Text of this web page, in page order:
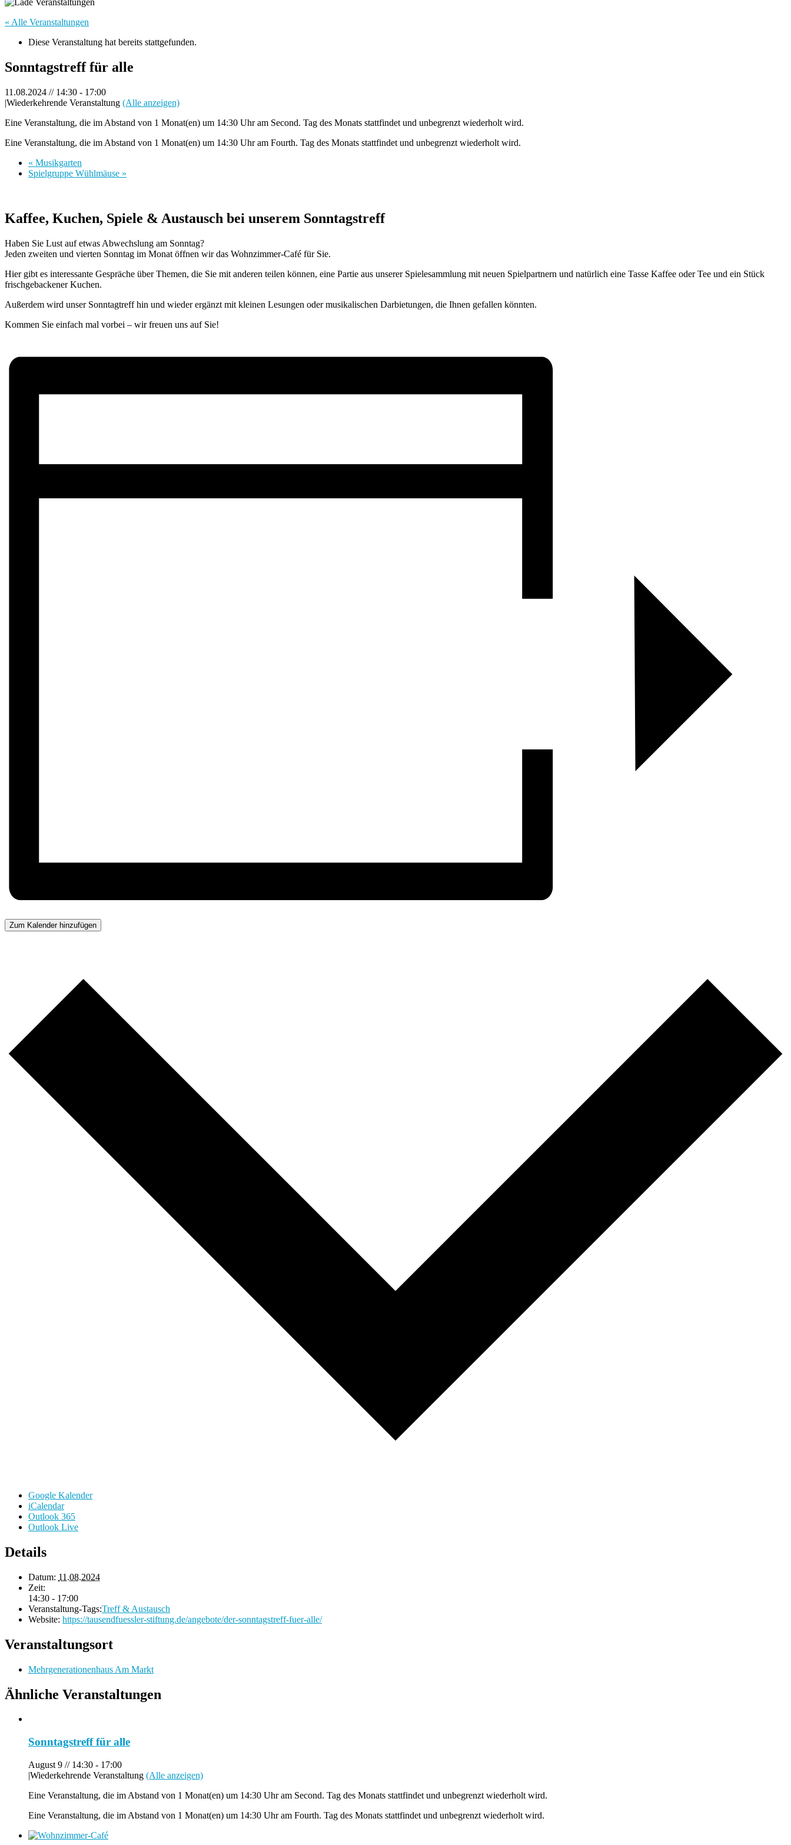
« Alle Veranstaltungen
Diese Veranstaltung hat bereits stattgefunden.
Sonntagstreff für alle
11.08.2024 // 14:30 - 17:00
|Wiederkehrende Veranstaltung (Alle anzeigen)
Eine Veranstaltung, die im Abstand von 1 Monat(en) um 14:30 Uhr am Second. Tag des Monats stattfindet und unbegrenzt wiederholt wird.
Eine Veranstaltung, die im Abstand von 1 Monat(en) um 14:30 Uhr am Fourth. Tag des Monats stattfindet und unbegrenzt wiederholt wird.
« Musikgarten
Spielgruppe Wühlmäuse »
Kaffee, Kuchen, Spiele & Austausch bei unserem Sonntagstreff
Haben Sie Lust auf etwas Abwechslung am Sonntag?
Jeden zweiten und vierten Sonntag im Monat öffnen wir das Wohnzimmer-Café für Sie.
Hier gibt es interessante Gespräche über Themen, die Sie mit anderen teilen können, eine Partie aus unserer Spielesammlung mit neuen Spielpartnern und natürlich eine Tasse Kaffee oder Tee und ein Stück
frischgebackener Kuchen.
Außerdem wird unser Sonntagtreff hin und wieder ergänzt mit kleinen Lesungen oder musikalischen Darbietungen, die Ihnen gefallen könnten.
Kommen Sie einfach mal vorbei – wir freuen uns auf Sie!
Zum Kalender hinzufügen
Google Kalender
iCalendar
Outlook 365
Outlook Live
Details
Datum: 11.08.2024
Zeit:
14:30 - 17:00
Veranstaltung-Tags:Treff & Austausch
Website: https://tausendfuessler-stiftung.de/angebote/der-sonntagstreff-fuer-alle/
Veranstaltungsort
Mehrgenerationenhaus Am Markt
Ähnliche Veranstaltungen
Sonntagstreff für alle
August 9 // 14:30 - 17:00
|Wiederkehrende Veranstaltung (Alle anzeigen)
Eine Veranstaltung, die im Abstand von 1 Monat(en) um 14:30 Uhr am Second. Tag des Monats stattfindet und unbegrenzt wiederholt wird.
Eine Veranstaltung, die im Abstand von 1 Monat(en) um 14:30 Uhr am Fourth. Tag des Monats stattfindet und unbegrenzt wiederholt wird.